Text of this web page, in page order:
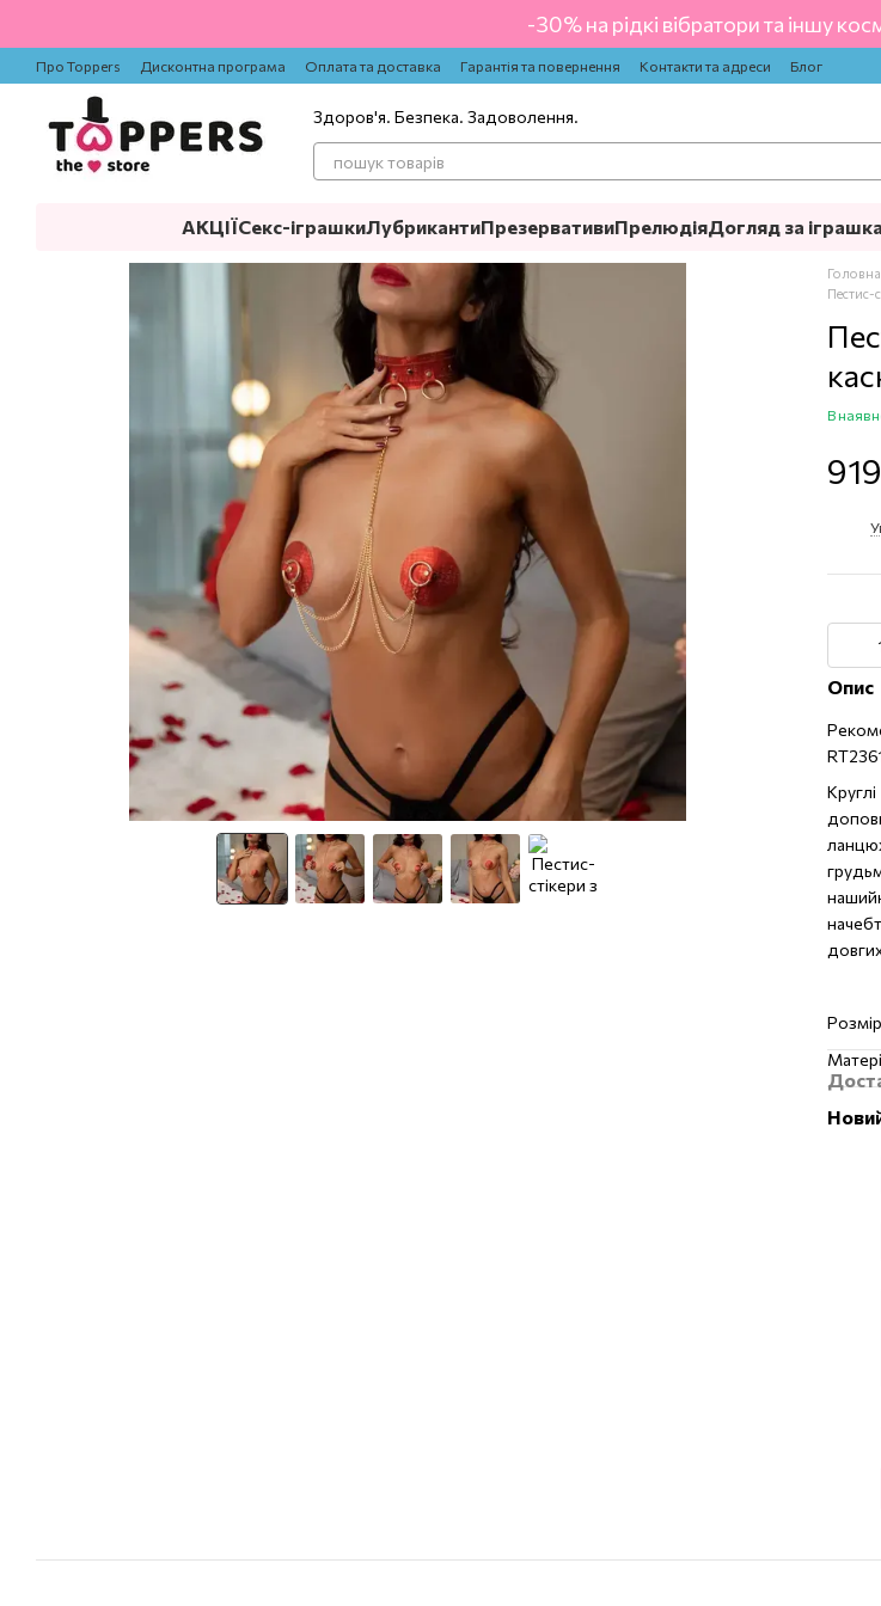
-30% на рідкі вібратори та іншу
Про Toppers Дисконтна програма Оплата та доставка Гарантія та повернення Контакти та адреси Блог
Здоров'я. Безпека. Задоволення.
АКЦІЇСекс-іграшкиЛубрикантиПрезервативиПрелюдіяДогляд за
Головна
Пестис-
В
Опис